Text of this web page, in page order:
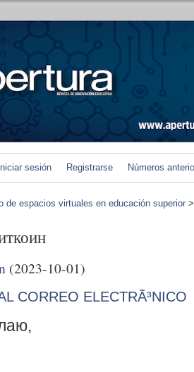
Iniciar sesión Registrarse Números
de espacios virtuales en educación superior
(2023-10-01)
CORREO ELECTRÃ³NICO